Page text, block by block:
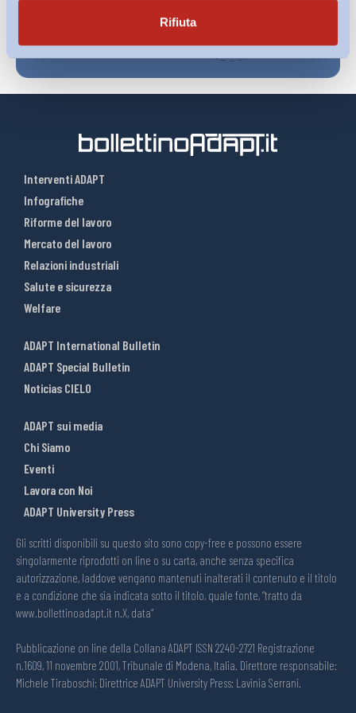
Rifiuta
Interventi ADAPT
Infografiche
Riforme del lavoro
Mercato del lavoro
Relazioni industriali
Salute e sicurezza
Welfare
ADAPT International Bulletin
ADAPT Special Bulletin
Noticias CIELO
ADAPT sui media
Chi Siamo
Eventi
Lavora con Noi
ADAPT University Press
Gli scritti disponibili su questo sito sono copy-free e possono essere
singolarmente riprodotti on line o su carta, anche senza specifica
autorizzazione, laddove vengano mantenuti inalterati il contenuto e il titolo
e a condizione che sia indicata sotto il titolo, quale fonte, “tratto da
www.bollettinoadapt.it n.X, data“
Pubblicazione on line della Collana ADAPT ISSN 2240-2721 Registrazione
n.1609, 11 novembre 2001, Tribunale di Modena, Italia. Direttore responsabile:
Michele Tiraboschi; Direttrice ADAPT University Press: Lavinia Serrani.